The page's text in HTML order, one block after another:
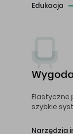
Edukacja
Elastyczne
szybkie
Narzędzia